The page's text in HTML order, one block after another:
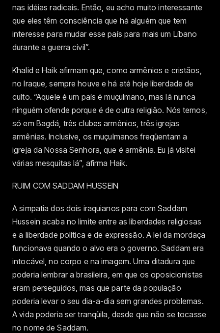
nas idéias radicais. Então, eu acho muito interessante
que eles têm consciência que há alguém que tem
interesse para mudar esse país para mais um Líbano
durante a guerra civil”.
Khalid e Haik afirmam que, como armênios e cristãos,
no Iraque, sempre houve e há até hoje liberdade de
culto. “Aquele é um país é muçulmano, mas lá nunca
ninguém ofende porque é de outra religião. Nós temos,
só em Bagdá, três clubes armênios, três igrejas
armênias. Inclusive, os muçulmanos freqüentam a
igreja da Nossa Senhora, que é armênia. Eu já visitei
várias mesquitas lá”, afirma Haik.
RUIM COM SADDAM HUSSEIN
A simpatia dos dois iraquianos para com Saddam
Hussein acaba no limite entre as liberdades religiosas
e a liberdade política e de expressão. A lei da mordaça
funcionava quando o alvo era o governo. Saddam era
intocável, no corpo e na imagem. Uma ditadura que
poderia lembrar a brasileira, em que os oposicionistas
eram perseguidos, mas que parte da população
poderia levar o seu dia-a-dia sem grandes problemas.
A vida poderia ser tranqüila, desde que não se tocasse
no nome de Saddam.